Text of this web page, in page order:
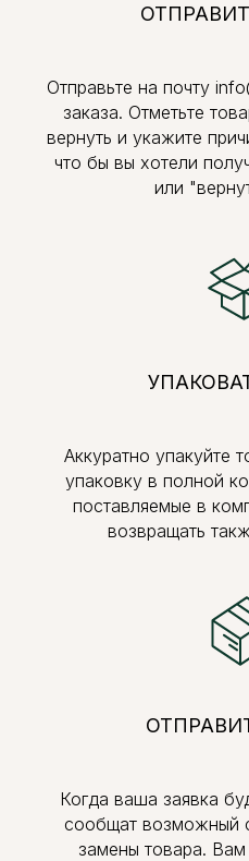
Отправьте на почту
заказа. Отметьте
вернуть и укажите
что бы вы хотели
или
Аккуратно упакуйте
упаковку в полной
поставляемые в
возвращать
Когда ваша заявка
сообщат возможный
замены товара.